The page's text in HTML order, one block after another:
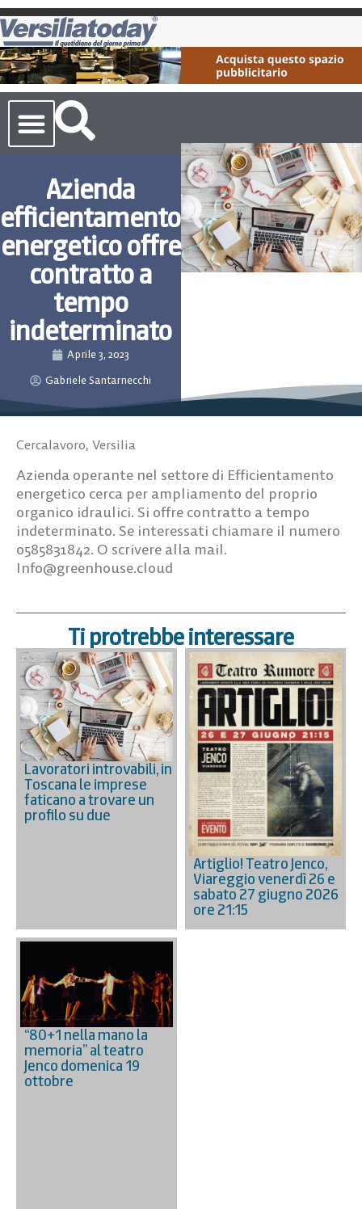
Azienda
efficientamento
energetico offre
contratto a
tempo
indeterminato
Aprile 3, 2023
Gabriele Santarnecchi
Cercalavoro, Versilia
Azienda operante nel settore di Efficientamento
energetico cerca per ampliamento del proprio
organico idraulici. Si offre contratto a tempo
indeterminato. Se interessati chiamare il numero
0585831842. O scrivere alla mail.
Info@greenhouse.cloud
Ti protrebbe interessare
Lavoratori introvabili, in
Toscana le imprese
faticano a trovare un
profilo su due
Artiglio! Teatro Jenco,
Viareggio venerdì 26 e
sabato 27 giugno 2026
ore 21:15
“80+1 nella mano la
memoria” al teatro
Jenco domenica 19
ottobre